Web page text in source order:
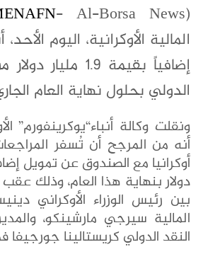
(
المالية الأوكرانية، اليوم
إضافياً بقيمة 1.9
الدولي بحلول نهاية العام
ونقلت وكالة أنباء“يوكرينفورم”
أنه من المرجح أن تُسفر
دولار بنهاية هذا العام، وذلك
بين رئيس الوزراء الأوكراني
المالية سيرجي مارشينكو،
النقد الدولي كريستالينا